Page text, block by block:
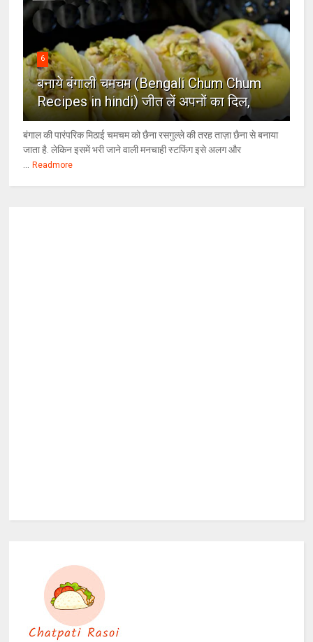
6
बनाये बंगाली चमचम (Bengali Chum Chum
Recipes in hindi) जीत लें अपनों का दिल,
बंगाल की पारंपरिक मिठाई चमचम को छैना रसगुल्ले की तरह ताज़ा छैना से बनाया
जाता है. लेकिन इसमें भरी जाने वाली मनचाही स्टफिंग इसे अलग और
Readmore